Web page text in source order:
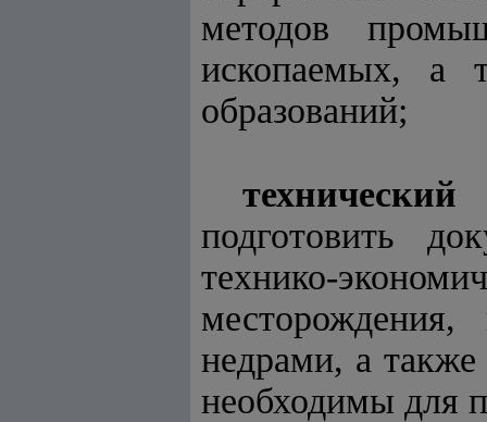
методов
ископаемых, а
образований;
технический
подготовить
технико-
недрами, а
необходимы для